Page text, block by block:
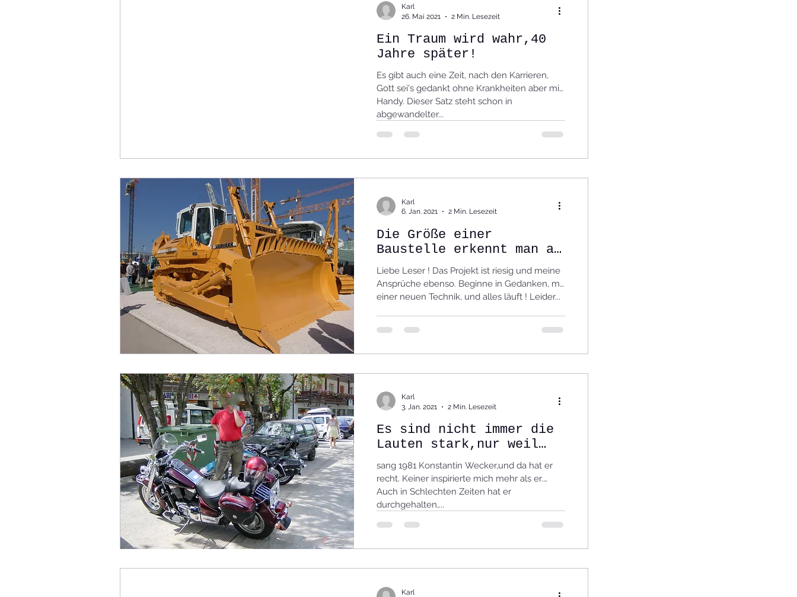
Karl
26. Mai 2021
2 Min. Lesezeit
Ein Traum wird wahr,40
Jahre später!
Es gibt auch eine Zeit, nach den Karrieren,
Gott sei's gedankt ohne Krankheiten aber mit
Handy. Dieser Satz steht schon in
abgewandelter...
Karl
6. Jan. 2021
2 Min. Lesezeit
Die Größe einer
Baustelle erkennt man am
Werkzeug
Liebe Leser ! Das Projekt ist riesig und meine
Ansprüche ebenso. Beginne in Gedanken, mit
einer neuen Technik, und alles läuft ! Leider...
Karl
3. Jan. 2021
2 Min. Lesezeit
Es sind nicht immer die
Lauten stark,nur weil
sie lautstark sind.
sang 1981 Konstantin Wecker,und da hat er
recht. Keiner inspirierte mich mehr als er.
Auch in Schlechten Zeiten hat er
durchgehalten,...
Karl